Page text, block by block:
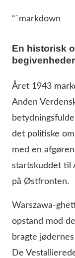
“`markdown
En historisk
Året 1943
Anden
det politiske
med en
startskuddet til
på Østfronten.
Warszawa-
opstand mod
bragte
De